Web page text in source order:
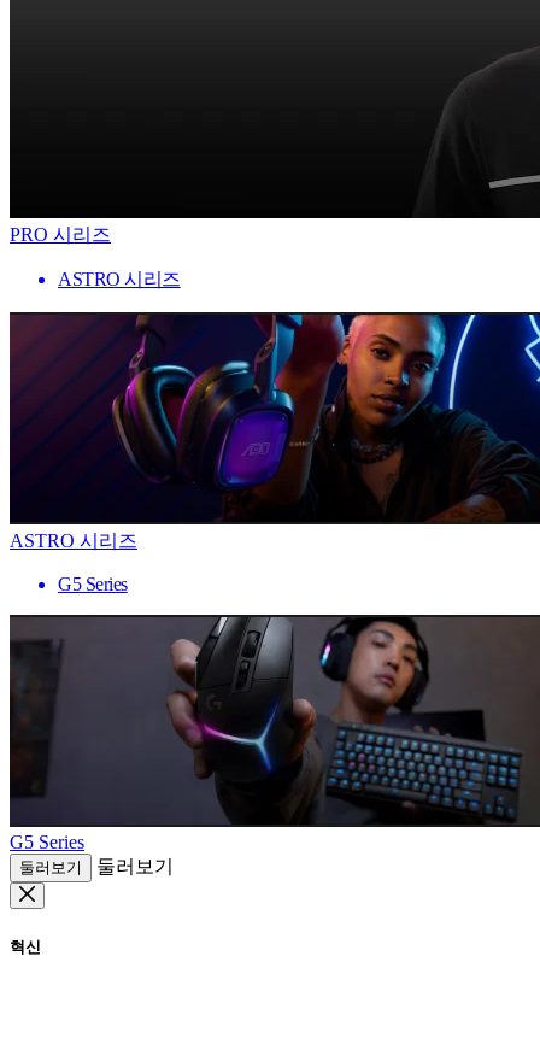
PRO 시리즈
ASTRO 시리즈
ASTRO 시리즈
G5 Series
G5 Series
둘러보기 둘러보기
혁신